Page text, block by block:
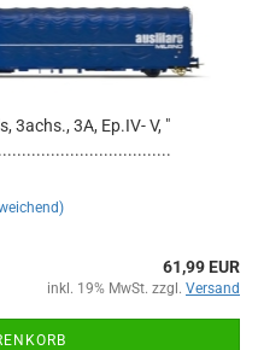
3achs., 3A, Ep.IV- V, "
61,99 EUR
inkl. 19% MwSt. zzgl. Versand